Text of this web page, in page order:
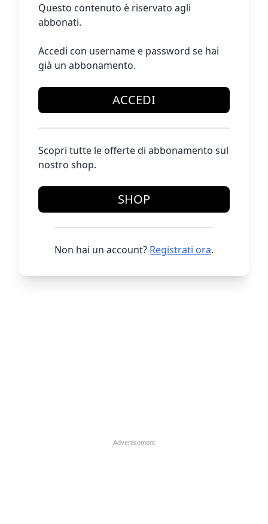
Questo contenuto è riservato agli
abbonati.
Accedi con username e password se hai
già un abbonamento.
ACCEDI
Scopri tutte le offerte di abbonamento sul
nostro shop.
SHOP
Non hai un account? Registrati ora.